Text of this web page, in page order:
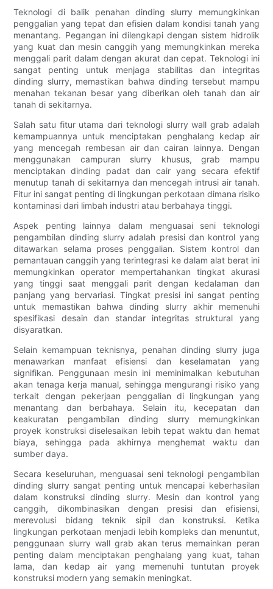
Teknologi di balik penahan dinding slurry memungkinkan
penggalian yang tepat dan efisien dalam kondisi tanah yang
menantang. Pegangan ini dilengkapi dengan sistem hidrolik
yang kuat dan mesin canggih yang memungkinkan mereka
menggali parit dalam dengan akurat dan cepat. Teknologi ini
sangat penting untuk menjaga stabilitas dan integritas
dinding slurry, memastikan bahwa dinding tersebut mampu
menahan tekanan besar yang diberikan oleh tanah dan air
tanah di sekitarnya.
Salah satu fitur utama dari teknologi slurry wall grab adalah
kemampuannya untuk menciptakan penghalang kedap air
yang mencegah rembesan air dan cairan lainnya. Dengan
menggunakan campuran slurry khusus, grab mampu
menciptakan dinding padat dan cair yang secara efektif
menutup tanah di sekitarnya dan mencegah intrusi air tanah.
Fitur ini sangat penting di lingkungan perkotaan dimana risiko
kontaminasi dari limbah industri atau berbahaya tinggi.
Aspek penting lainnya dalam menguasai seni teknologi
pengambilan dinding slurry adalah presisi dan kontrol yang
ditawarkan selama proses penggalian. Sistem kontrol dan
pemantauan canggih yang terintegrasi ke dalam alat berat ini
memungkinkan operator mempertahankan tingkat akurasi
yang tinggi saat menggali parit dengan kedalaman dan
panjang yang bervariasi. Tingkat presisi ini sangat penting
untuk memastikan bahwa dinding slurry akhir memenuhi
spesifikasi desain dan standar integritas struktural yang
disyaratkan.
Selain kemampuan teknisnya, penahan dinding slurry juga
menawarkan manfaat efisiensi dan keselamatan yang
signifikan. Penggunaan mesin ini meminimalkan kebutuhan
akan tenaga kerja manual, sehingga mengurangi risiko yang
terkait dengan pekerjaan penggalian di lingkungan yang
menantang dan berbahaya. Selain itu, kecepatan dan
keakuratan pengambilan dinding slurry memungkinkan
proyek konstruksi diselesaikan lebih tepat waktu dan hemat
biaya, sehingga pada akhirnya menghemat waktu dan
sumber daya.
Secara keseluruhan, menguasai seni teknologi pengambilan
dinding slurry sangat penting untuk mencapai keberhasilan
dalam konstruksi dinding slurry. Mesin dan kontrol yang
canggih, dikombinasikan dengan presisi dan efisiensi,
merevolusi bidang teknik sipil dan konstruksi. Ketika
lingkungan perkotaan menjadi lebih kompleks dan menuntut,
penggunaan slurry wall grab akan terus memainkan peran
penting dalam menciptakan penghalang yang kuat, tahan
lama, dan kedap air yang memenuhi tuntutan proyek
konstruksi modern yang semakin meningkat.